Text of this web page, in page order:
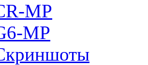
MP
MP